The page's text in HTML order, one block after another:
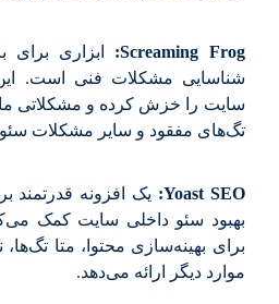
Screaming Frog:
ابزاری
شناسایی مشکلات فنی است.
سایت را خزش کرده و مشکلاتی
تگ‌های مفقود و سایر مشکلات سئو
Yoast SEO:
یک افزونه
بهبود سئو داخلی سایت کمک
برای بهینه‌سازی محتوا، متا
موارد دیگر ارائه می‌دهد.